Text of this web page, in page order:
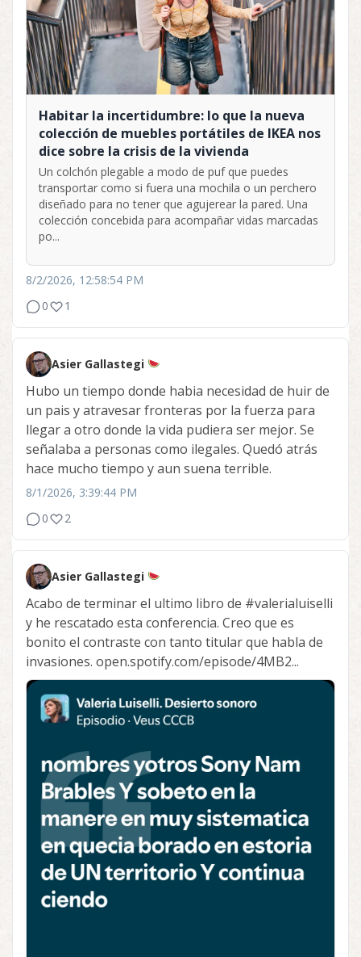
Habitar la incertidumbre: lo que la nueva
colección de muebles portátiles de IKEA nos
dice sobre la crisis de la vivienda
Un colchón plegable a modo de puf que puedes
transportar como si fuera una mochila o un perchero
diseñado para no tener que agujerear la pared. Una
colección concebida para acompañar vidas marcadas
po...
8/2/2026, 12:58:54 PM
0
1
Asier Gallastegi
Hubo un tiempo donde habia necesidad de huir de
un pais y atravesar fronteras por la fuerza para
llegar a otro donde la vida pudiera ser mejor. Se
señalaba a personas como ilegales. Quedó atrás
hace mucho tiempo y aun suena terrible.
8/1/2026, 3:39:44 PM
0
2
Asier Gallastegi
Acabo de terminar el ultimo libro de #valerialuiselli
y he rescatado esta conferencia. Creo que es
bonito el contraste con tanto titular que habla de
invasiones. open.spotify.com/episode/4MB2...